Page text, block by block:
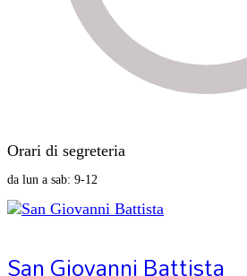
Orari di segreteria
da lun a sab: 9-12